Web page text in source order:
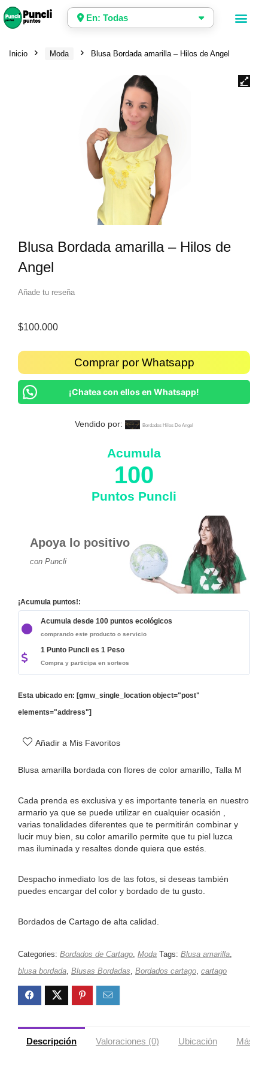
En: Todas
Inicio Moda Blusa Bordada amarilla – Hilos de Angel
Blusa Bordada amarilla – Hilos de
Angel
Añade tu reseña
$100.000
Comprar por Whatsapp
¡Chatea con ellos en Whatsapp!
Vendido por: Bordados Hilos De Angel
Acumula
100
Puntos Puncli
Apoya lo positivo
con Puncli
¡Acumula puntos!:
Acumula desde 100 puntos ecológicos
comprando este producto o servicio
1 Punto Puncli es 1 Peso
Compra y participa en sorteos
Esta ubicado en: [gmw_single_location object="post"
elements="address"]
Añadir a Mis Favoritos
Blusa amarilla bordada con flores de color amarillo, Talla M
Cada prenda es exclusiva y es importante tenerla en nuestro
armario ya que se puede utilizar en cualquier ocasión ,
varias tonalidades diferentes que te permitirán combinar y
lucir muy bien, su color amarillo permite que tu piel luzca
mas iluminada y resaltes donde quiera que estés.
Despacho inmediato los de las fotos, si deseas también
puedes encargar del color y bordado de tu gusto.
Bordados de Cartago de alta calidad.
Categories: Bordados de Cartago, Moda Tags: Blusa amarilla,
blusa bordada, Blusas Bordadas, Bordados cartago, cartago
Descripción Valoraciones (0) Ubicación Más